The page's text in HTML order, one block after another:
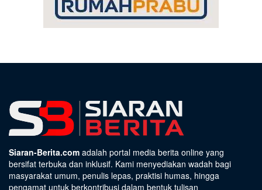
Siaran-Berita.com adalah portal media berita online yang
bersifat terbuka dan inklusif. Kami menyediakan wadah bagi
masyarakat umum, penulis lepas, praktisi humas, hingga
pengamat untuk berkontribusi dalam bentuk tulisan